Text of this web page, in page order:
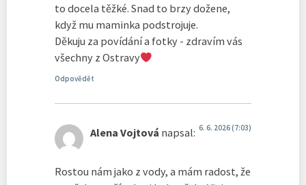
to docela těžké. Snad to brzy dožene,
když mu maminka podstrojuje.
Děkuju za povídání a fotky - zdravím vás
všechny z Ostravy
Odpovědět
Alena Vojtová napsal: 6. 6. 2026 (7:03)
Rostou nám jako z vody, a mám radost, že